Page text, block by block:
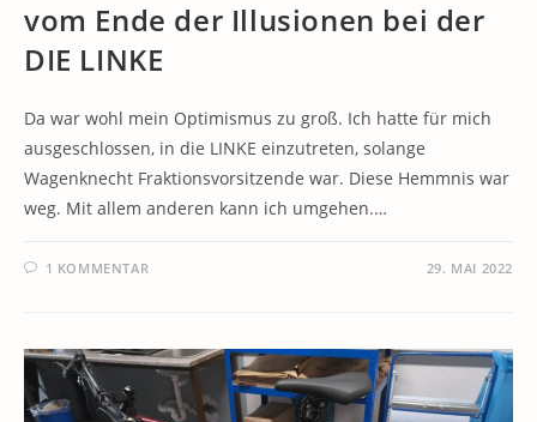
vom Ende der Illusionen bei der
DIE LINKE
Da war wohl mein Optimismus zu groß. Ich hatte für mich
ausgeschlossen, in die LINKE einzutreten, solange
Wagenknecht Fraktionsvorsitzende war. Diese Hemmnis war
weg. Mit allem anderen kann ich umgehen.…
1 KOMMENTAR 29. MAI 2022